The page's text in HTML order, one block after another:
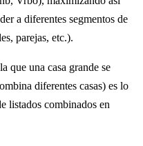
a diferentes segmentos de
parejas, etc.).
que una casa grande se
diferentes casas) es lo
listados combinados en